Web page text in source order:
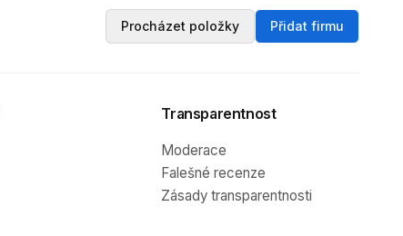
Procházet položky Přidat firmu
Transparentnost
Moderace
Falešné recenze
Zásady transparentnosti